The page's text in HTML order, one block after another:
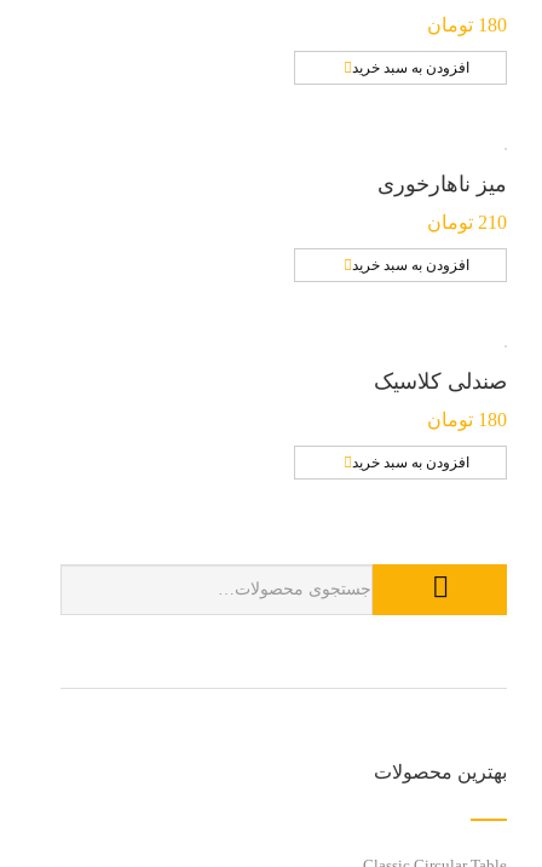
180 تومان
افزودن به سبد خرید
میز ناهارخوری
210 تومان
افزودن به سبد خرید
صندلی کلاسیک
180 تومان
افزودن به سبد خرید
بهترین محصولات